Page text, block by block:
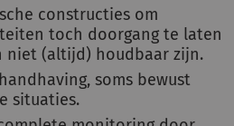
constructies om
toch doorgang te laten
niet (altijd) houdbaar zijn.
soms bewust
situaties.